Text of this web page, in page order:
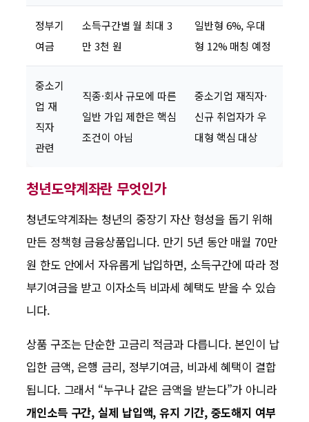
정부기
여금
소득구간별 월 최대 3
만 3천 원
일반형 6%, 우대
형 12% 매칭 예정
중소기
업 재
직자
관련
직종·회사 규모에 따른
일반 가입 제한은 핵심
조건이 아님
중소기업 재직자·
신규 취업자가 우
대형 핵심 대상
청년도약계좌란 무엇인가
청년도약계좌는 청년의 중장기 자산 형성을 돕기 위해
만든 정책형 금융상품입니다. 만기 5년 동안 매월 70만
원 한도 안에서 자유롭게 납입하면, 소득구간에 따라 정
부기여금을 받고 이자소득 비과세 혜택도 받을 수 있습
니다.
상품 구조는 단순한 고금리 적금과 다릅니다. 본인이 납
입한 금액, 은행 금리, 정부기여금, 비과세 혜택이 결합
됩니다. 그래서 “누구나 같은 금액을 받는다”가 아니라
개인소득 구간, 실제 납입액, 유지 기간, 중도해지 여부